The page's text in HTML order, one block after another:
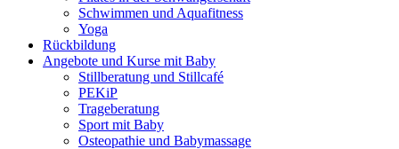
Schwimmen und Aquafitness
Yoga
Rückbildung
Angebote und Kurse mit Baby
Stillberatung und Stillcafé
PEKiP
Trageberatung
Sport mit Baby
Osteopathie und Babymassage